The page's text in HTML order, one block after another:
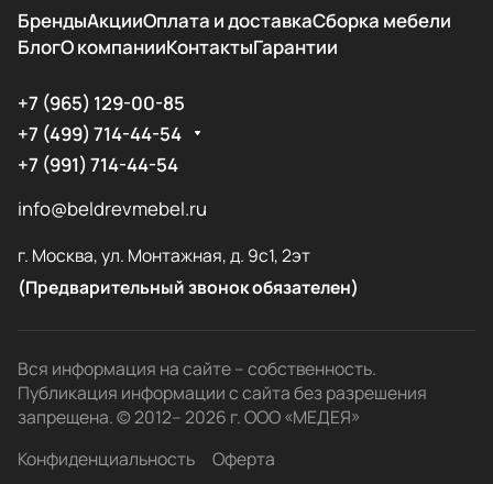
БрендыАкцииОплата и доставкаСборка мебели
БлогО компанииКонтактыГарантии
+7 (965) 129-00-85
+7 (499) 714-44-54
+7 (991) 714-44-54
info@beldrevmebel.ru
г. Москва, ул. Монтажная, д. 9с1, 2эт
(Предварительный звонок обязателен)
Вся информация на сайте – собственность.
Публикация информации с сайта без разрешения
запрещена. © 2012– 2026 г. ООО «МЕДЕЯ»
Конфиденциальность
Оферта